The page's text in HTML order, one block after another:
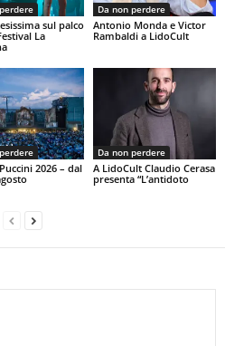
sul palco
La
Da non perdere
Antonio Monda e Victor
Rambaldi a LidoCult
2026 – dal
Da non perdere
A LidoCult Claudio Cerasa
presenta “L’antidoto